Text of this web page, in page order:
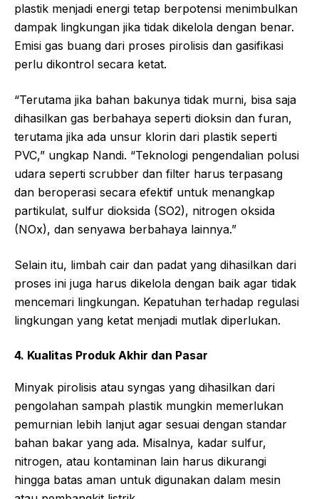
plastik menjadi energi tetap berpotensi menimbulkan
dampak lingkungan jika tidak dikelola dengan benar.
Emisi gas buang dari proses pirolisis dan gasifikasi
perlu dikontrol secara ketat.
“Terutama jika bahan bakunya tidak murni, bisa saja
dihasilkan gas berbahaya seperti dioksin dan furan,
terutama jika ada unsur klorin dari plastik seperti
PVC,” ungkap Nandi. “Teknologi pengendalian polusi
udara seperti scrubber dan filter harus terpasang
dan beroperasi secara efektif untuk menangkap
partikulat, sulfur dioksida (SO2), nitrogen oksida
(NOx), dan senyawa berbahaya lainnya.”
Selain itu, limbah cair dan padat yang dihasilkan dari
proses ini juga harus dikelola dengan baik agar tidak
mencemari lingkungan. Kepatuhan terhadap regulasi
lingkungan yang ketat menjadi mutlak diperlukan.
4. Kualitas Produk Akhir dan Pasar
Minyak pirolisis atau syngas yang dihasilkan dari
pengolahan sampah plastik mungkin memerlukan
pemurnian lebih lanjut agar sesuai dengan standar
bahan bakar yang ada. Misalnya, kadar sulfur,
nitrogen, atau kontaminan lain harus dikurangi
hingga batas aman untuk digunakan dalam mesin